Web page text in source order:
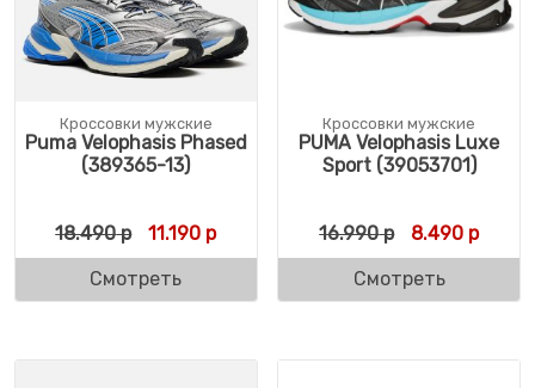
Кроссовки мужские
Puma Velophasis Phased
(389365-13)
18.490р Первоначальная цена составляла 18.490
11.190 рТекущая цена: 11.190 р.
Смотреть
Кроссовки мужские
PUMA Velophasis Luxe
Sport (39053701)
16.990р 8.490 р
Смотреть